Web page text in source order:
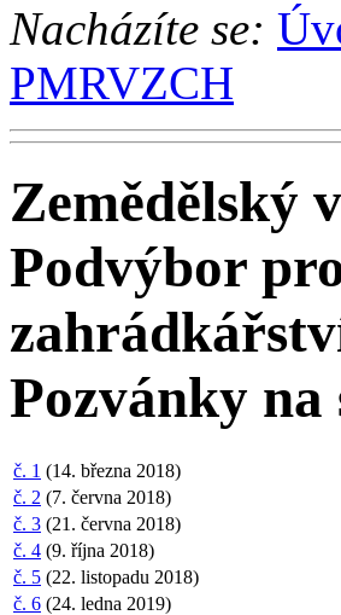
Nacházíte se:
PMRVZCH
Zemědělský
Podvýbor
Pozvánky na
č. 1 (14. března 2018)
č. 2 (7. června 2018)
č. 3 (21. června 2018)
č. 4 (9. října 2018)
č. 5 (22. listopadu 2018)
č. 6 (24. ledna 2019)